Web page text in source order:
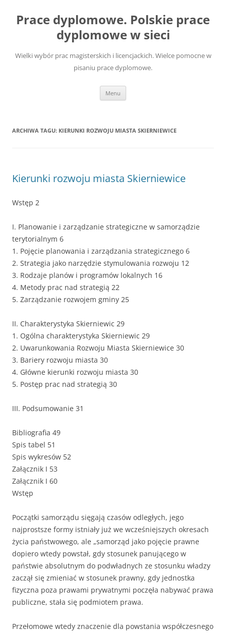
treści
Prace dyplomowe. Polskie prace
dyplomowe w sieci
Wielki wybór prac magisterskich i licencjackich. Wielce pomocne w
pisaniu prace dyplomowe.
Menu
ARCHIWA TAGU: KIERUNKI ROZWOJU MIASTA SKIERNIEWICE
Kierunki rozwoju miasta Skierniewice
Wstęp 2
I. Planowanie i zarządzanie strategiczne w samorządzie
terytorialnym 6
1. Pojęcie planowania i zarządzania strategicznego 6
2. Strategia jako narzędzie stymulowania rozwoju 12
3. Rodzaje planów i programów lokalnych 16
4. Metody prac nad strategią 22
5. Zarządzanie rozwojem gminy 25
II. Charakterystyka Skierniewic 29
1. Ogólna charakterystyka Skierniewic 29
2. Uwarunkowania Rozwoju Miasta Skierniewice 30
3. Bariery rozwoju miasta 30
4. Główne kierunki rozwoju miasta 30
5. Postęp prac nad strategią 30
III. Podsumowanie 31
Bibliografia 49
Spis tabel 51
Spis wykresów 52
Załącznik I 53
Załącznik I 60
Wstęp
Początki samorządu sięgają czasów odległych, jego
najprostsze formy istniały już we wcześniejszych okresach
życia państwowego, ale „samorząd jako pojęcie prawne
dopiero wtedy powstał, gdy stosunek panującego w
państwie absolutnym do podwładnych ze stosunku władzy
zaczął się zmieniać w stosunek prawny, gdy jednostka
fizyczna poza prawami prywatnymi poczęła nabywać prawa
publiczne, stała się podmiotem prawa.
Przełomowe wtedy znaczenie dla powstania współczesnego